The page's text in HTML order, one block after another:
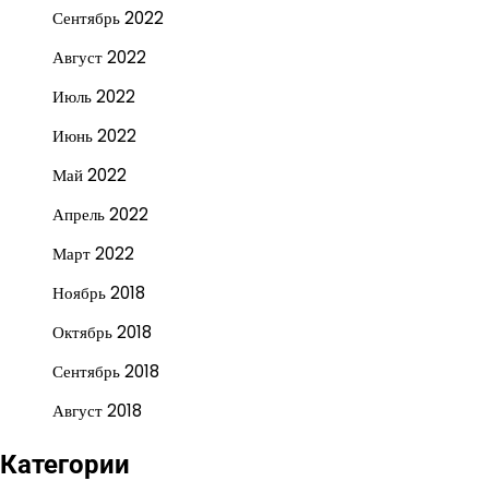
Сентябрь 2022
Август 2022
Июль 2022
Июнь 2022
Май 2022
Апрель 2022
Март 2022
Ноябрь 2018
Октябрь 2018
Сентябрь 2018
Август 2018
Категории